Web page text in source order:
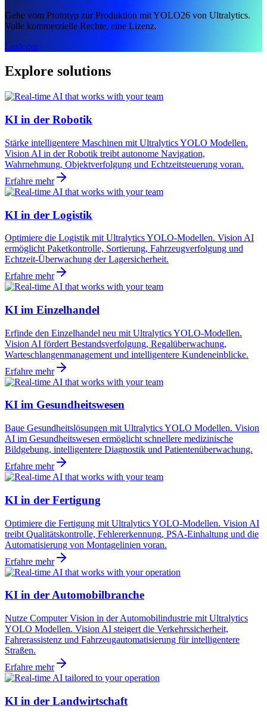
Gehe vom Prototyp zur Produktion mit YOLO26 von Ultralytics.
Volle kommerzielle Rechte, eine Lizenz.
Loslegen
Explore solutions
KI in der Robotik
Stärke intelligentere Maschinen mit Ultralytics YOLO Modellen.
Vision AI in der Robotik treibt autonome Navigation,
Wahrnehmung, Objektverfolgung und Echtzeitsteuerung voran.
Erfahre mehr
KI in der Logistik
Optimiere die Logistik mit Ultralytics YOLO-Modellen. Vision AI
ermöglicht Paketkontrolle, Sortierung, Fahrzeugverfolgung und
Echtzeit-Überwachung der Lagersicherheit.
Erfahre mehr
KI im Einzelhandel
Erfinde den Einzelhandel neu mit Ultralytics YOLO-Modellen.
Vision AI fördert Bestandsverfolgung, Regalüberwachung,
Warteschlangenmanagement und intelligentere Kundeneinblicke.
Erfahre mehr
KI im Gesundheitswesen
Baue Gesundheitslösungen mit Ultralytics YOLO Modellen. Vision
AI im Gesundheitswesen ermöglicht schnellere medizinische
Bildgebung, intelligentere Diagnostik und Patientenüberwachung.
Erfahre mehr
KI in der Fertigung
Optimiere die Fertigung mit Ultralytics YOLO-Modellen. Vision AI
treibt Qualitätskontrolle, Fehlererkennung, PSA-Einhaltung und die
Automatisierung von Montagelinien voran.
Erfahre mehr
KI in der Automobilbranche
Nutze Computer Vision in der Automobilindustrie mit Ultralytics
YOLO Modellen. Vision AI steigert die Verkehrssicherheit,
Fahrerassistenz und Fahrzeugautomatisierung für intelligentere
Straßen.
Erfahre mehr
KI in der Landwirtschaft